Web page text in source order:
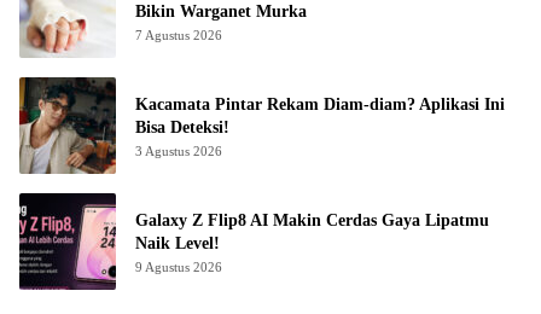
Bikin Warganet Murka
7 Agustus 2026
Kacamata Pintar Rekam Diam-diam? Aplikasi Ini
Bisa Deteksi!
3 Agustus 2026
Galaxy Z Flip8 AI Makin Cerdas Gaya Lipatmu
Naik Level!
9 Agustus 2026